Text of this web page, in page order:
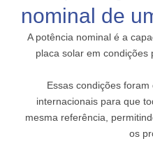
nominal de
A potência nominal é a
placa solar em condições
Essas condições
internacionais para que
mesma referência,
os